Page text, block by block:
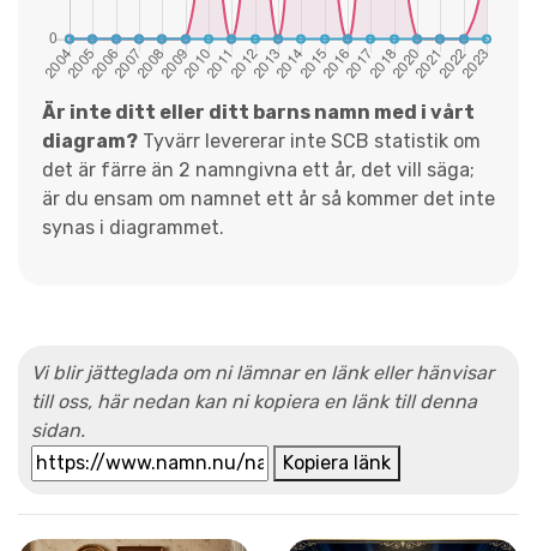
Är inte ditt eller ditt barns namn med i vårt
diagram? Tyvärr levererar inte SCB statistik om
det är färre än 2 namngivna ett år, det vill säga;
är du ensam om namnet ett år så kommer det inte
synas i diagrammet.
Vi blir jätteglada om ni lämnar en länk eller hänvisar
till oss, här nedan kan ni kopiera en länk till denna
sidan.
Kopiera länk